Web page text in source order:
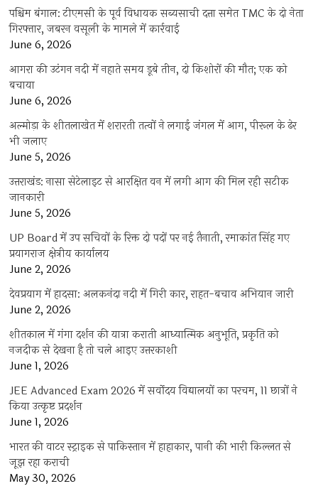
पश्चिम बंगाल: टीएमसी के पूर्व विधायक सब्यसाची दत्ता समेत TMC के दो नेता
गिरफ्तार, जबरन वसूली के मामले में कार्रवाई
June 6, 2026
आगरा की उटंगन नदी में नहाते समय डूबे तीन, दो किशोरों की मौत; एक को
बचाया
June 6, 2026
अल्मोड़ा के शीतलाखेत में शरारती तत्वों ने लगाई जंगल में आग, पीरूल के ढेर
भी जलाए
June 5, 2026
उत्तराखंड: नासा सेटेलाइट से आरक्षित वन में लगी आग की मिल रही सटीक
जानकारी
June 5, 2026
UP Board में उप सचिवों के रिक्त दो पदों पर नई तैनाती, रमाकांत सिंह गए
प्रयागराज क्षेत्रीय कार्यालय
June 2, 2026
देवप्रयाग में हादसा: अलकनंदा नदी में गिरी कार, राहत-बचाव अभियान जारी
June 2, 2026
शीतकाल में गंगा दर्शन की यात्रा कराती आध्यात्मिक अनुभूति, प्रकृति को
नजदीक से देखना है तो चले आइए उत्तरकाशी
June 1, 2026
JEE Advanced Exam 2026 में सर्वोदय विद्यालयों का परचम, 11 छात्रों ने
किया उत्कृष्ट प्रदर्शन
June 1, 2026
भारत की वाटर स्ट्राइक से पाकिस्तान में हाहाकार, पानी की भारी किल्लत से
जूझ रहा कराची
May 30, 2026